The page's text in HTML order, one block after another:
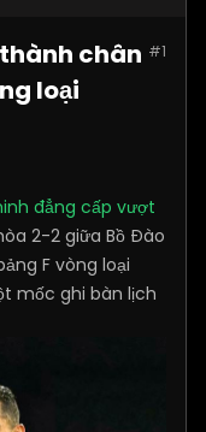
#1
chân
loại
đẳng cấp vượt
2-2 giữa Bồ Đào
F vòng loại
mốc ghi bàn lịch